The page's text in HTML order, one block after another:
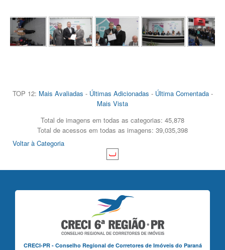
TOP 12: Mais Avaliadas - Últimas Adicionadas - Última Comentada-
Mais Vista
Total de imagens em todas as categorias: 45,878
Total de acessos em todas as imagens: 39,035,398
Voltar à Categoria
CRECI-PR - Conselho Regional de Corretores de Imóveis do Paraná